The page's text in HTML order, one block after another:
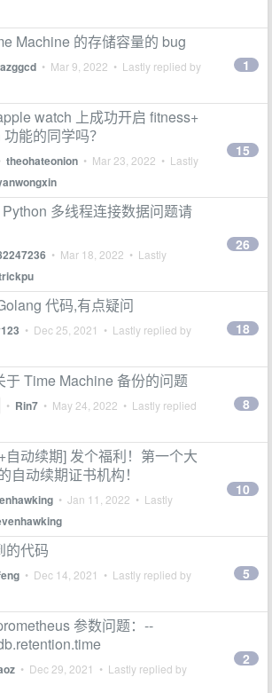
Machine 的存储容量的 bug
• Mar 9, 2022 • Lastly replied by 1
watch 上成功开启 fitness+
能的同学吗？
theohateonion • Mar 23, 2022 • Lastly
15
多线程连接数据问题请
• Mar 18, 2022 • Lastly
26
代码,有点疑问
• Dec 25, 2021 • Lastly replied by 18
于 Time Machine 备份的问题
• Rin7 • May 24, 2022 • Lastly replied
8
自动续期] 发个福利！第一个大
自动续期证书机构！
• Jan 11, 2022 • Lastly
10
的代码
• Dec 14, 2021 • Lastly replied by 5
参数问题：--
• Dec 29, 2021 • Lastly replied by
2